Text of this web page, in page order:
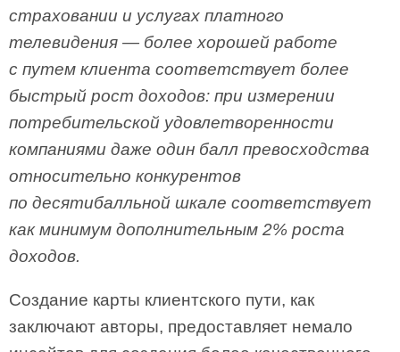
страховании и услугах платного
телевидения — более хорошей работе
с путем клиента соответствует более
быстрый рост доходов: при измерении
потребительской удовлетворенности
компаниями даже один балл превосходства
относительно конкурентов
по десятибалльной шкале соответствует
как минимум дополнительным 2% роста
доходов.
Создание карты клиентского пути, как
заключают авторы, предоставляет немало